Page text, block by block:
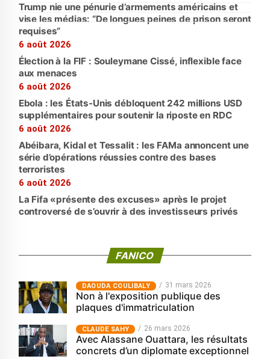
Trump nie une pénurie d’armements américains et
vise les médias: “De longues peines de prison seront
requises”
6 août 2026
Élection à la FIF : Souleymane Cissé, inflexible face
aux menaces
6 août 2026
Ebola : les États-Unis débloquent 242 millions USD
supplémentaires pour soutenir la riposte en RDC
6 août 2026
Abéibara, Kidal et Tessalit : les FAMa annoncent une
série d’opérations réussies contre des bases
terroristes
6 août 2026
La Fifa «présente des excuses» après le projet
controversé de s’ouvrir à des investisseurs privés
FANICO
‎DAOUDA COULIBALY 31 mars 2026
Non à l'exposition publique des
plaques d'immatriculation
CLAUDE SAHY 26 mars 2026
Avec Alassane Ouattara, les résultats
concrets d’un diplomate exceptionnel